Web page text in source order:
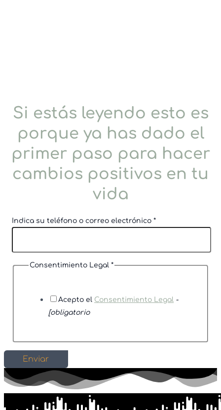
Si estás leyendo esto es
porque ya has dado el
primer paso para hacer
cambios positivos en tu
vida
Indica su teléfono o correo electrónico *
Consentimiento Legal *
Acepto el Consentimiento Legal -
[obligatorio
Enviar